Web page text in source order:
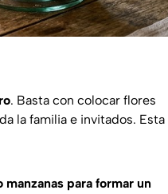
. Basta con colocar flores
la familia e invitados. Esta
para formar un